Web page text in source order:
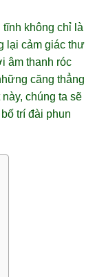
không chỉ là
lại cảm giác thư
âm thanh róc
căng thẳng
chúng ta sẽ
trí đài phun